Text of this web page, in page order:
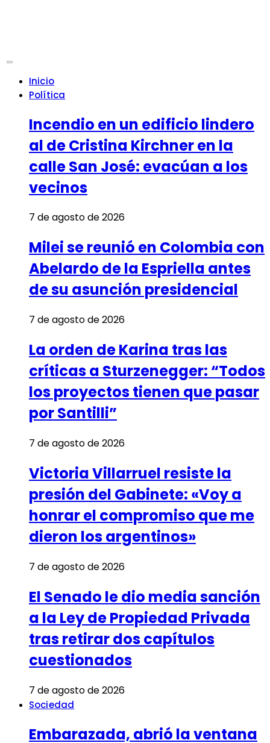
Inicio
Política
Incendio en un edificio lindero
al de Cristina Kirchner en la
calle San José: evacúan a los
vecinos
7 de agosto de 2026
Milei se reunió en Colombia con
Abelardo de la Espriella antes
de su asunción presidencial
7 de agosto de 2026
La orden de Karina tras las
críticas a Sturzenegger: “Todos
los proyectos tienen que pasar
por Santilli”
7 de agosto de 2026
Victoria Villarruel resiste la
presión del Gabinete: «Voy a
honrar el compromiso que me
dieron los argentinos»
7 de agosto de 2026
El Senado le dio media sanción
a la Ley de Propiedad Privada
tras retirar dos capítulos
cuestionados
7 de agosto de 2026
Sociedad
Embarazada, abrió la ventana